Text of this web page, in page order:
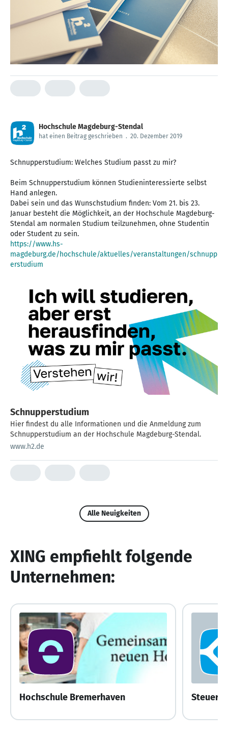
Hochschule Magdeburg-Stendal
hat einen Beitrag geschrieben . 20. Dezember 2019
Schnupperstudium: Welches Studium passt zu mir?
Beim Schnupperstudium können Studieninteressierte selbst
Hand anlegen.
Dabei sein und das Wunschstudium finden: Vom 21. bis 23.
Januar besteht die Möglichkeit, an der Hochschule Magdeburg-
Stendal am normalen Studium teilzunehmen, ohne Studentin
https://www.hs-
magdeburg.de/hochschule/aktuelles/veranstaltungen/schnupp
erstudium
Schnupperstudium
Hier findest du alle Informationen und die Anmeldung zum
Schnupperstudium an der Hochschule Magdeburg-Stendal.
www.h2.de
Alle Neuigkeiten
XING empfiehlt folgende
Unternehmen:
Hochschule Bremerhaven